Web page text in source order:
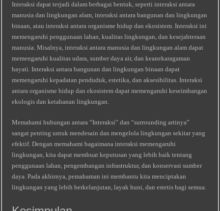
Interaksi dapat terjadi dalam berbagai bentuk, seperti interaksi antara
manusia dan lingkungan alam, interaksi antara bangunan dan lingkungan
binaan, atau interaksi antara organisme hidup dan ekosistem. Interaksi ini
memengaruhi penggunaan lahan, kualitas lingkungan, dan kesejahteraan
manusia. Misalnya, interaksi antara manusia dan lingkungan alam dapat
memengaruhi kualitas udara, sumber daya air, dan keanekaragaman
hayati. Interaksi antara bangunan dan lingkungan binaan dapat
memengaruhi kepadatan penduduk, estetika, dan aksesibilitas. Interaksi
antara organisme hidup dan ekosistem dapat memengaruhi keseimbangan
ekologis dan ketahanan lingkungan.
Memahami hubungan antara “Interaksi” dan “surrounding artinya”
sangat penting untuk mendesain dan mengelola lingkungan sekitar yang
efektif. Dengan memahami bagaimana interaksi memengaruhi
lingkungan, kita dapat membuat keputusan yang lebih baik tentang
penggunaan lahan, pengembangan infrastruktur, dan konservasi sumber
daya. Pada akhirnya, pemahaman ini membantu kita menciptakan
lingkungan yang lebih berkelanjutan, layak huni, dan estetis bagi semua.